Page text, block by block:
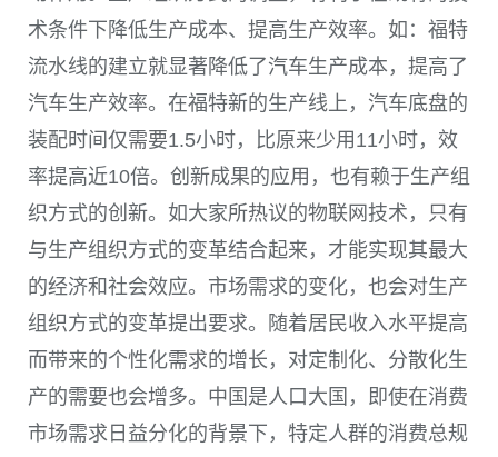
术条件下降低生产成本、提高生产效率。如：福特
流水线的建立就显著降低了汽车生产成本，提高了
汽车生产效率。在福特新的生产线上，汽车底盘的
装配时间仅需要1.5小时，比原来少用11小时，效
率提高近10倍。创新成果的应用，也有赖于生产组
织方式的创新。如大家所热议的物联网技术，只有
与生产组织方式的变革结合起来，才能实现其最大
的经济和社会效应。市场需求的变化，也会对生产
组织方式的变革提出要求。随着居民收入水平提高
而带来的个性化需求的增长，对定制化、分散化生
产的需要也会增多。中国是人口大国，即使在消费
市场需求日益分化的背景下，特定人群的消费总规